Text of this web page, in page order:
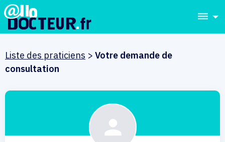
dehaze
Liste des praticiens > Votre demande de
consultation